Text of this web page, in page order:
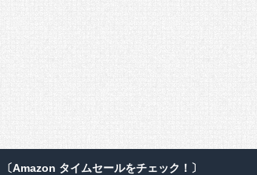
〔Amazon タイムセールをチェック！〕